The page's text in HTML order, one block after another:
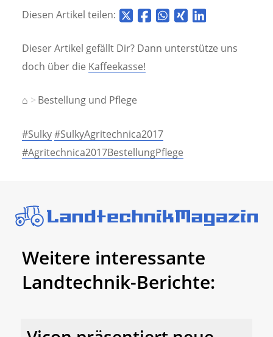
Diesen Artikel teilen:
Dieser Artikel gefällt Dir? Dann unterstütze uns
doch über die Kaffeekasse!
⌂ Bestellung und Pflege
#Sulky#SulkyAgritechnica2017
#Agritechnica2017BestellungPflege
Weitere interessante
Landtechnik-Berichte: